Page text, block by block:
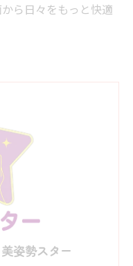
ら日々をもっと快適
姿勢スター